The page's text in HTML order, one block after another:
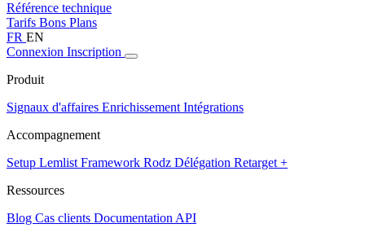
Référence technique
Tarifs Bons Plans
FR EN
Connexion Inscription
Produit
Signaux d'affaires Enrichissement Intégrations
Accompagnement
Setup Lemlist Framework Rodz Délégation Retarget +
Ressources
Blog Cas clients Documentation API